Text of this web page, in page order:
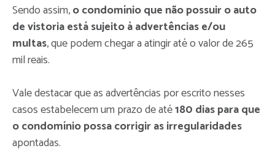
Sendo assim,o condomínio que não possuir o auto
de vistoria está sujeito à advertências e/ou
multas, que podem chegar a atingir até o valor de 265
mil reais.
Vale destacar que as advertências por escrito nesses
casos estabelecem um prazo de até180 dias para que
o condomínio possa corrigir as irregularidades
apontadas.